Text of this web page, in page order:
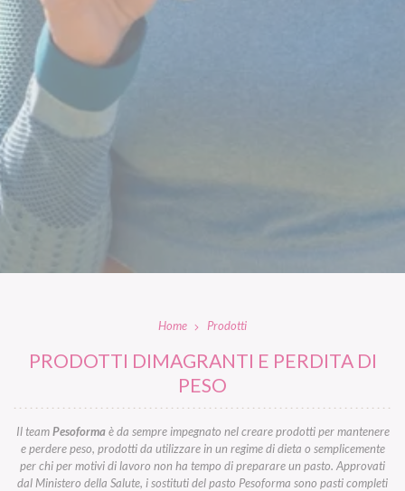
Home Prodotti
PRODOTTI DIMAGRANTI E PERDITA DI
PESO
Il teamPesoformaè da sempre impegnato nel creare prodotti per mantenere
e perdere peso, prodotti da utilizzare in un regime di dieta o semplicemente
per chi per motivi di lavoro non ha tempo di preparare un pasto. Approvati
dal Ministero della Salute, i sostituti del pasto Pesoforma sono pasti completi